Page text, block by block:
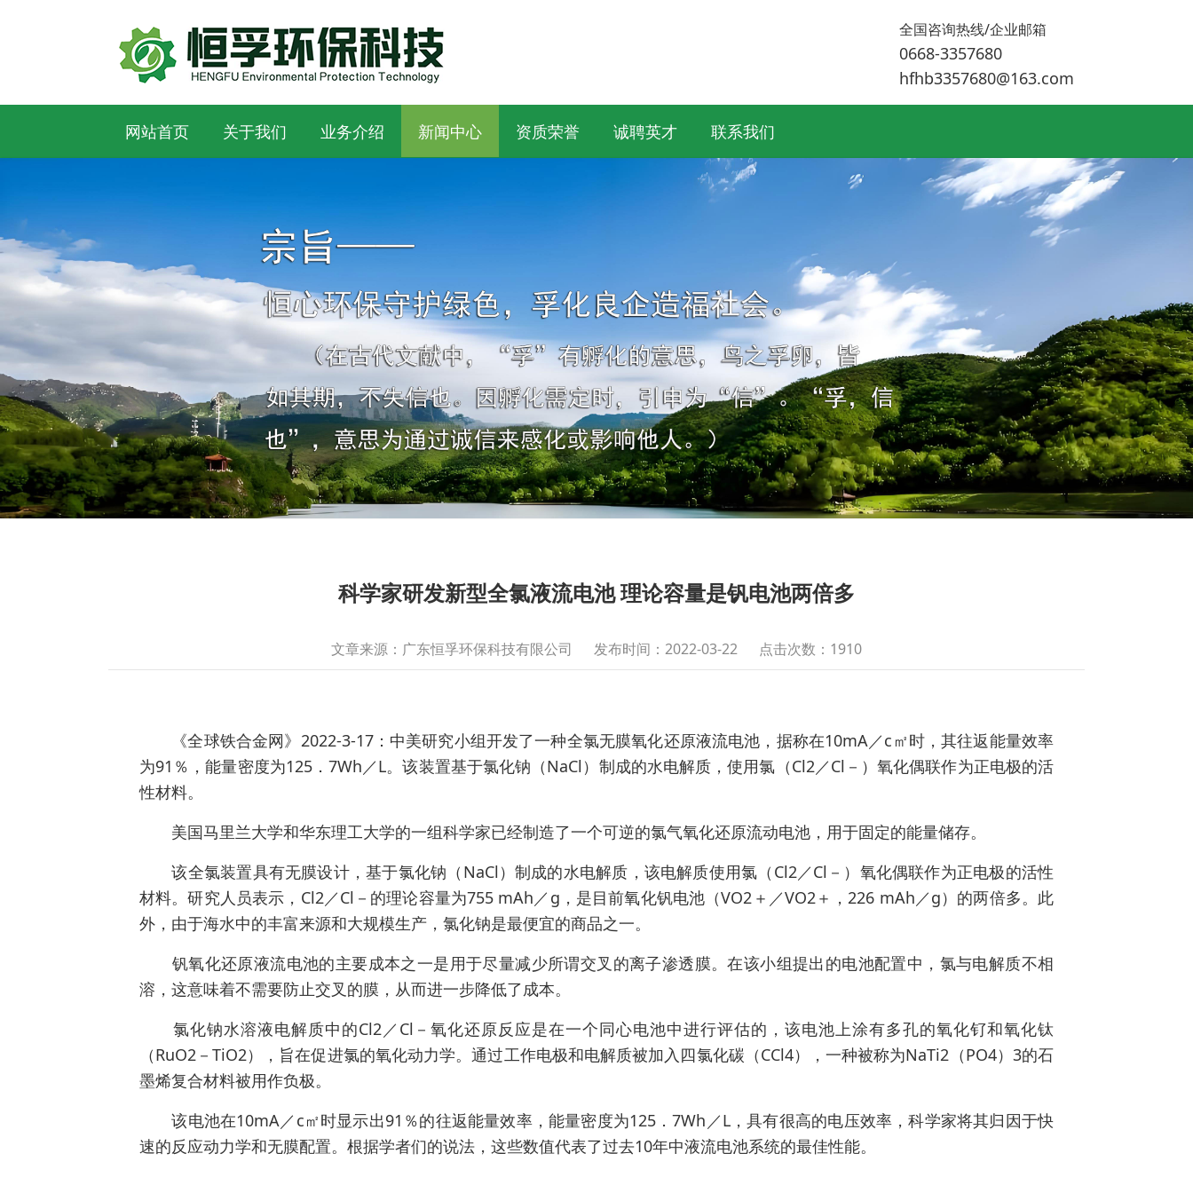
全国咨询热线/企业邮箱
0668-3357680
hfhb3357680@163.com
网站首页 关于我们 业务介绍 新闻中心 资质荣誉 诚聘英才 联系我们
科学家研发新型全氯液流电池 理论容量是钒电池两倍多
文章来源：广东恒孚环保科技有限公司 发布时间：2022-03-22 点击次数：1910
《全球铁合金网》2022-3-17：中美研究小组开发了一种全氯无膜氧化还原液流电池，据称在10mA／c㎡时，其往返能量效率
为91％，能量密度为125．7Wh／L。该装置基于氯化钠（NaCl）制成的水电解质，使用氯（Cl2／Cl－）氧化偶联作为正电极的活
性材料。
美国马里兰大学和华东理工大学的一组科学家已经制造了一个可逆的氯气氧化还原流动电池，用于固定的能量储存。
该全氯装置具有无膜设计，基于氯化钠（NaCl）制成的水电解质，该电解质使用氯（Cl2／Cl－）氧化偶联作为正电极的活性
材料。研究人员表示，Cl2／Cl－的理论容量为755 mAh／g，是目前氧化钒电池（VO2＋／VO2＋，226 mAh／g）的两倍多。此
外，由于海水中的丰富来源和大规模生产，氯化钠是最便宜的商品之一。
钒氧化还原液流电池的主要成本之一是用于尽量减少所谓交叉的离子渗透膜。在该小组提出的电池配置中，氯与电解质不相
溶，这意味着不需要防止交叉的膜，从而进一步降低了成本。
氯化钠水溶液电解质中的Cl2／Cl－氧化还原反应是在一个同心电池中进行评估的，该电池上涂有多孔的氧化钌和氧化钛
（RuO2－TiO2），旨在促进氯的氧化动力学。通过工作电极和电解质被加入四氯化碳（CCl4），一种被称为NaTi2（PO4）3的石
墨烯复合材料被用作负极。
该电池在10mA／c㎡时显示出91％的往返能量效率，能量密度为125．7Wh／L，具有很高的电压效率，科学家将其归因于快
速的反应动力学和无膜配置。根据学者们的说法，这些数值代表了过去10年中液流电池系统的最佳性能。